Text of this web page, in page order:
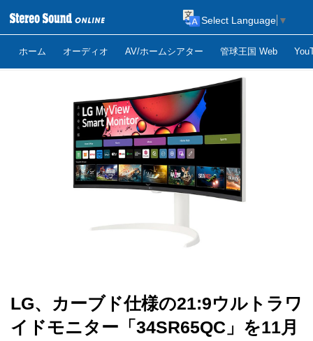
ホーム オーディオ AV/ホームシアター 管球王国 Web
Select Language ▼
LG、カーブド仕様の21:9ウルトラワ
イドモニター「34SR65QC」を11月